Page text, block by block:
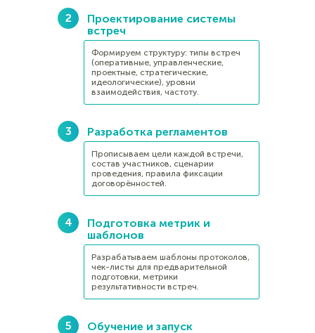
Проектирование системы
встреч
Формируем структуру: типы встреч
(оперативные, управленческие,
проектные, стратегические,
идеологические), уровни
взаимодействия, частоту.
Разработка регламентов
Прописываем цели каждой встречи,
состав участников, сценарии
проведения, правила фиксации
договорённостей.
Подготовка метрик и
шаблонов
Разрабатываем шаблоны протоколов,
чек-листы для предварительной
подготовки, метрики
результативности встреч.
Обучение и запуск